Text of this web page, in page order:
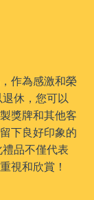
作為感激和榮
休，您可以
獎牌和其他客
下良好印象的
品不僅代表
視和欣賞！